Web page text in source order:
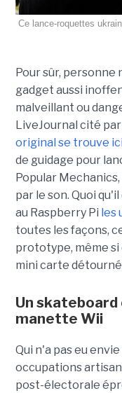
Ce lance-roquettes
Pour sûr,
gadget aussi
malveillant ou
LiveJournal cité
original se trouve ici
de guidage pour
Popular
par le son. Quoi
au Raspberry Pi les
toutes les façons,
prototype, même si
mini carte
Un skateboard
manette Wii
Qui n'a pas eu
occupations
post-électorale